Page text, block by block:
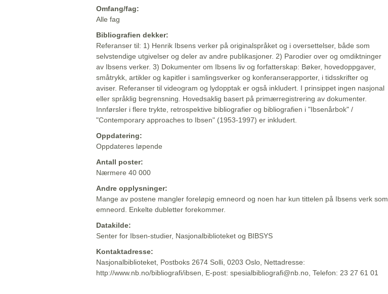
Omfang/fag:
Alle fag
Bibliografien dekker:
Referanser til: 1) Henrik Ibsens verker på originalspråket og i oversettelser, både som
selvstendige utgivelser og deler av andre publikasjoner. 2) Parodier over og omdiktninger
av Ibsens verker. 3) Dokumenter om Ibsens liv og forfatterskap: Bøker, hovedoppgaver,
småtrykk, artikler og kapitler i samlingsverker og konferanserapporter, i tidsskrifter og
aviser. Referanser til videogram og lydopptak er også inkludert. I prinsippet ingen nasjonal
eller språklig begrensning. Hovedsaklig basert på primærregistrering av dokumenter.
Innførsler i flere trykte, retrospektive bibliografier og bibliografien i "Ibsenårbok" /
"Contemporary approaches to Ibsen" (1953-1997) er inkludert.
Oppdatering:
Oppdateres løpende
Antall poster:
Nærmere 40 000
Andre opplysninger:
Mange av postene mangler foreløpig emneord og noen har kun tittelen på Ibsens verk som
emneord. Enkelte dubletter forekommer.
Datakilde:
Senter for Ibsen-studier, Nasjonalbiblioteket og BIBSYS
Kontaktadresse:
Nasjonalbiblioteket, Postboks 2674 Solli, 0203 Oslo, Nettadresse:
http://www.nb.no/bibliografi/ibsen, E-post: spesialbibliografi@nb.no, Telefon: 23 27 61 01